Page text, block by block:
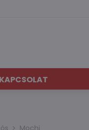
Mochi